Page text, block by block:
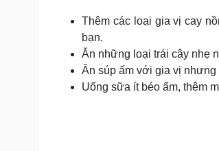
Thêm các loại gia vị cay
bạn.
Ăn những loại trái cây nhẹ
Ăn súp ấm với gia vị
Uống sữa ít béo ấm, thêm